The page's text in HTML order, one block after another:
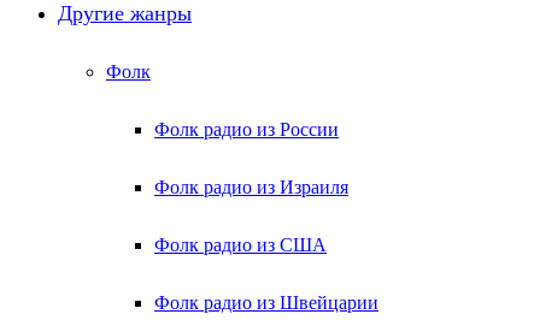
Другие жанры
Фолк
Фолк радио из России
Фолк радио из Израиля
Фолк радио из США
Фолк радио из Швейцарии